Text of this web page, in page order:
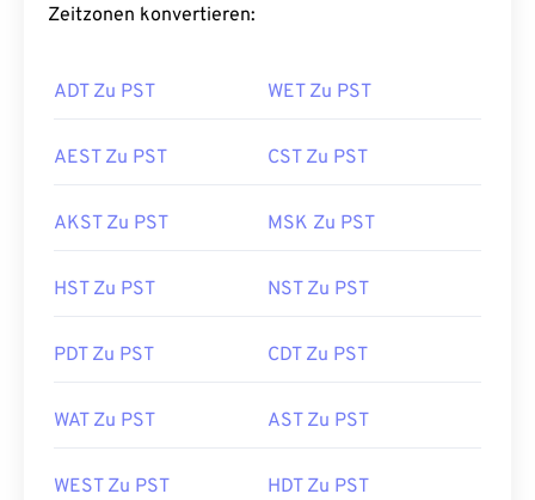
Zeitzonen konvertieren:
ADT Zu PST WET Zu PST
AEST Zu PST CST Zu PST
AKST Zu PST MSK Zu PST
HST Zu PST NST Zu PST
PDT Zu PST CDT Zu PST
WAT Zu PST AST Zu PST
WEST Zu PST HDT Zu PST